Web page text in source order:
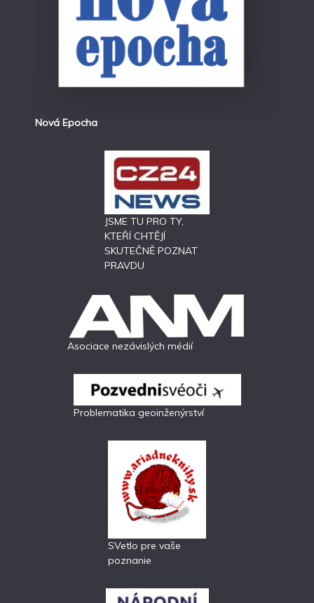
Nová Epocha
JSME TU PRO TY,
KTEŘÍ CHTĚJÍ
SKUTEČNĚ POZNAT
PRAVDU
Asociace nezávislých médií
Problematika geoinženýrství
SVetlo pre vaše
poznanie